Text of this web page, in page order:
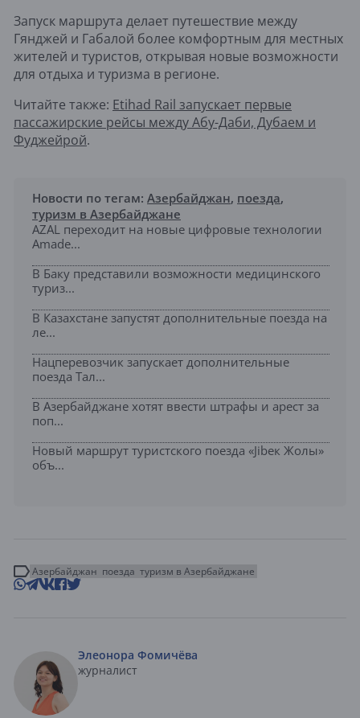
Запуск маршрута делает путешествие между
Гянджей и Габалой более комфортным для местных
жителей и туристов, открывая новые возможности
для отдыха и туризма в регионе.
Читайте также: Etihad Rail запускает первые
пассажирские рейсы между Абу-Даби, Дубаем и
Фуджейрой.
Новости по тегам: Азербайджан, поезда,
туризм в Азербайджане
AZAL переходит на новые цифровые технологии
Amade...
В Баку представили возможности медицинского
туриз...
В Казахстане запустят дополнительные поезда на
ле...
Нацперевозчик запускает дополнительные
поезда Тал...
В Азербайджане хотят ввести штрафы и арест за
поп...
Новый маршрут туристского поезда «Jibек Жолы»
объ...
Азербайджан поезда туризм в Азербайджане
Элеонора Фомичёва
журналист